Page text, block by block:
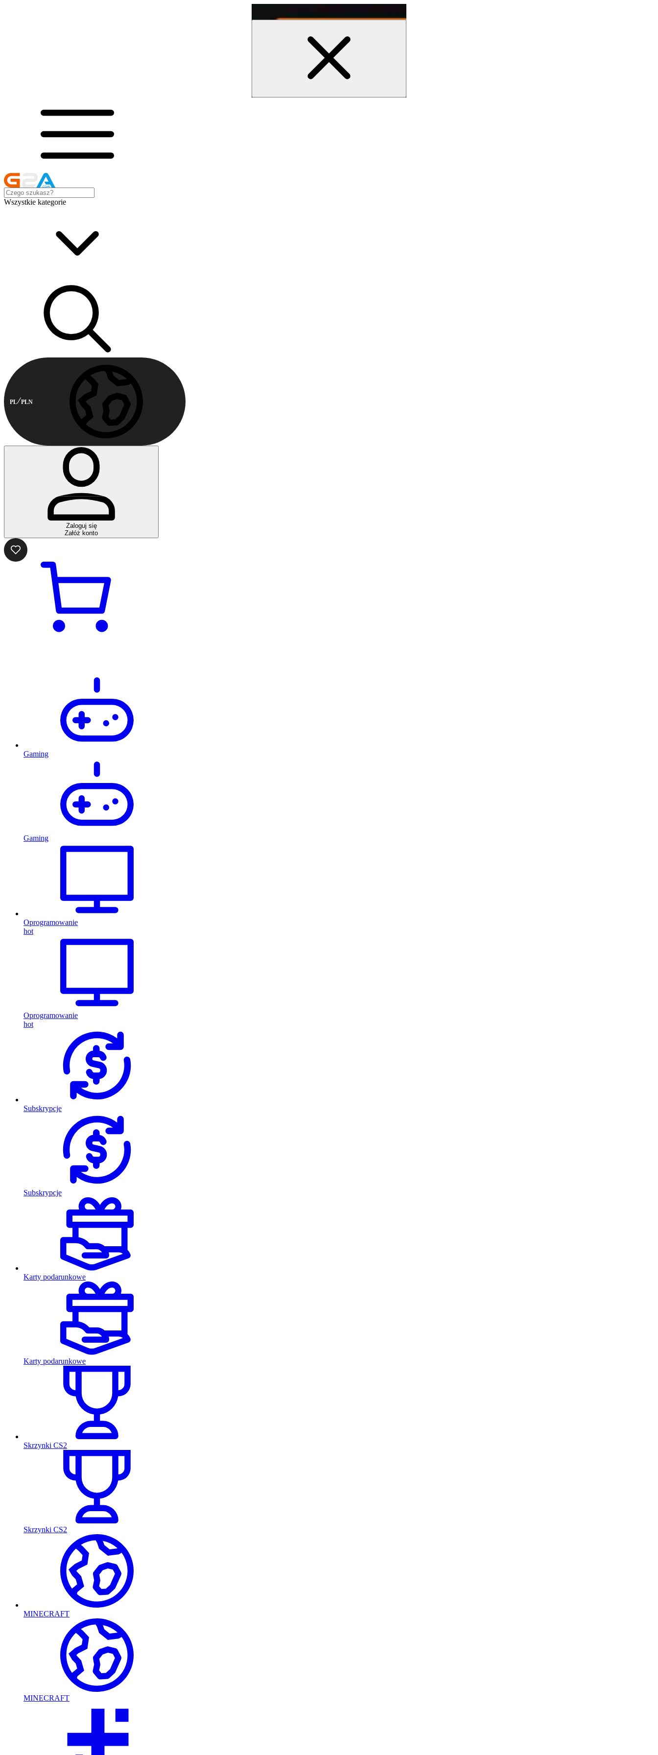
Wszystkie kategorie
PL PLN
Zaloguj się
Załóż konto
Gaming
Gaming
Oprogramowanie
hot
Oprogramowanie
hot
Subskrypcje
Subskrypcje
Karty podarunkowe
Karty podarunkowe
Skrzynki CS2
Skrzynki CS2
MINECRAFT
MINECRAFT